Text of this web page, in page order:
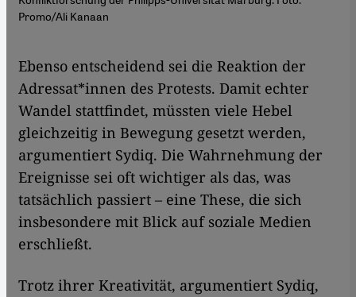
Promo/Ali Kanaan
Ebenso entscheidend sei die Reaktion der
Adressat*innen des Protests. Damit echter
Wandel stattfindet, müssten viele Hebel
gleichzeitig in Bewegung gesetzt werden,
argumentiert Sydiq. Die Wahrnehmung der
Ereignisse sei oft wichtiger als das, was
tatsächlich passiert – eine These, die sich
insbesondere mit Blick auf soziale Medien
erschließt.
Trotz ihrer Kreativität, argumentiert Sydiq,